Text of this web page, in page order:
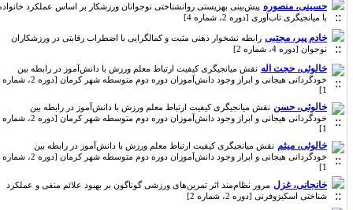
حسینی، منصوره پیش‌بینی بهزیستی روانشناختی نوجوانان ورزشکار بر اساس عملکرد خانواده
با میانجیگری تاب‌آوری [دوره 2، شماره 4]
خادم پیر، مجتبی رابطه نشخوار ذهنی مثبت و کمالگرایی با اضطراب رقابتی در ورزشکاران
نوجوان [دوره 4، شماره 2]
خالوئی، حجت اله
نقش میانجیگری کیفیت ارتباط معلم ورزش با دانش‌آموز در رابطه بین
خودگردانی هیجانی و ابراز وجود دانش‌آموزان دوره دوم متوسطه شهر کرمان [دوره 2، شماره
1]
خالوئی، حسن نقش میانجیگری کیفیت ارتباط معلم ورزش با دانش‌آموز در رابطه بین
خودگردانی هیجانی و ابراز وجود دانش‌آموزان دوره دوم متوسطه شهر کرمان [دوره 2، شماره
1]
خالوئی، میثم نقش میانجیگری کیفیت ارتباط معلم ورزش با دانش‌آموز در رابطه بین
خودگردانی هیجانی و ابراز وجود دانش‌آموزان دوره دوم متوسطه شهر کرمان [دوره 2، شماره
1]
خانجانی، غزل مرور نظام‌مند اثر تمرین‌های ورزشی گوناگون بر بهبود علائم منفی و عملکرد
شناختی اسکیزوفرنی [دوره 2، شماره 2]